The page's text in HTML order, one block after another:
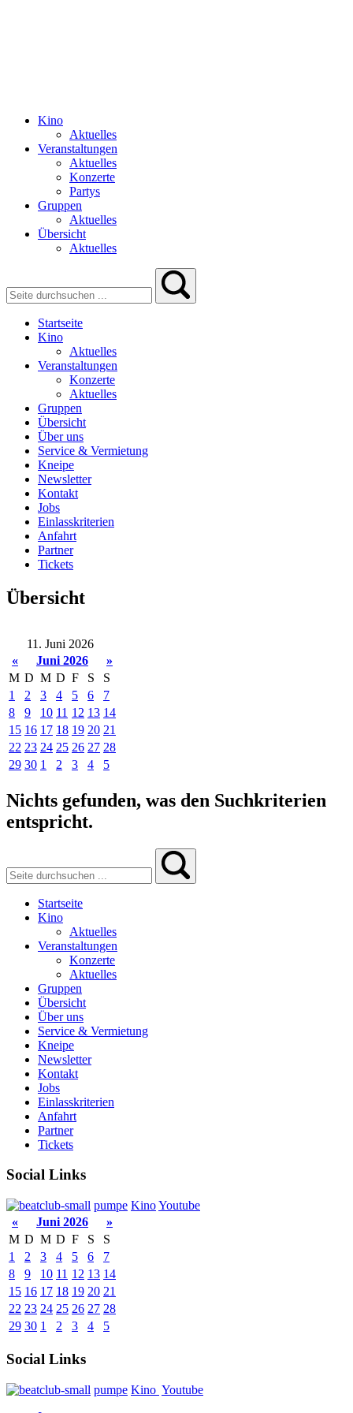
Kino
Aktuelles
Veranstaltungen
Aktuelles
Konzerte
Partys
Gruppen
Aktuelles
Übersicht
Aktuelles
Startseite
Kino
Aktuelles
Veranstaltungen
Konzerte
Aktuelles
Gruppen
Übersicht
Über uns
Service & Vermietung
Kneipe
Newsletter
Kontakt
Jobs
Einlasskriterien
Anfahrt
Partner
Tickets
Übersicht
11. Juni 2026
«
Juni 2026
»
M D M D F S
S
1
2 3 4 5 6
7
8
9 10 11 12 13 14
15 16 17 18 19 20 21
22 23 24 25 26 27 28
29 30 1 2 3 4 5
Nichts gefunden, was den Suchkriterien
entspricht.
Startseite
Kino
Aktuelles
Veranstaltungen
Konzerte
Aktuelles
Gruppen
Übersicht
Über uns
Service & Vermietung
Kneipe
Newsletter
Kontakt
Jobs
Einlasskriterien
Anfahrt
Partner
Tickets
Social Links
pumpe KinoYoutube
«
Juni 2026
»
M D M D F S
S
1
2 3 4 5 6
7
8
9 10 11 12 13 14
15 16 17 18 19 20 21
22 23 24 25 26 27 28
29 30 1 2 3 4 5
Social Links
pumpe Kino Youtube